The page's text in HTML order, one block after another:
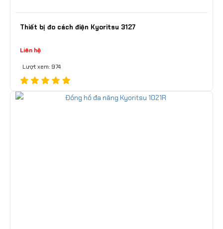
Thiết bị đo cách điện Kyoritsu 3127
Liên hệ
Lượt xem: 974